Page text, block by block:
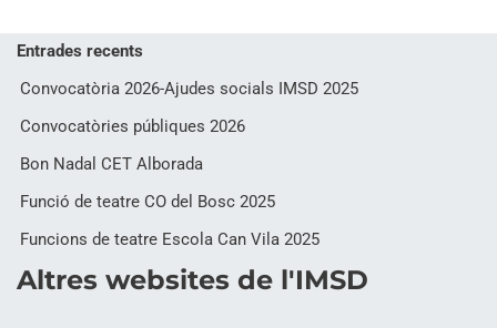
Entrades recents
Convocatòria 2026-Ajudes socials IMSD 2025
Convocatòries públiques 2026
Bon Nadal CET Alborada
Funció de teatre CO del Bosc 2025
Funcions de teatre Escola Can Vila 2025
Altres websites de l'IMSD